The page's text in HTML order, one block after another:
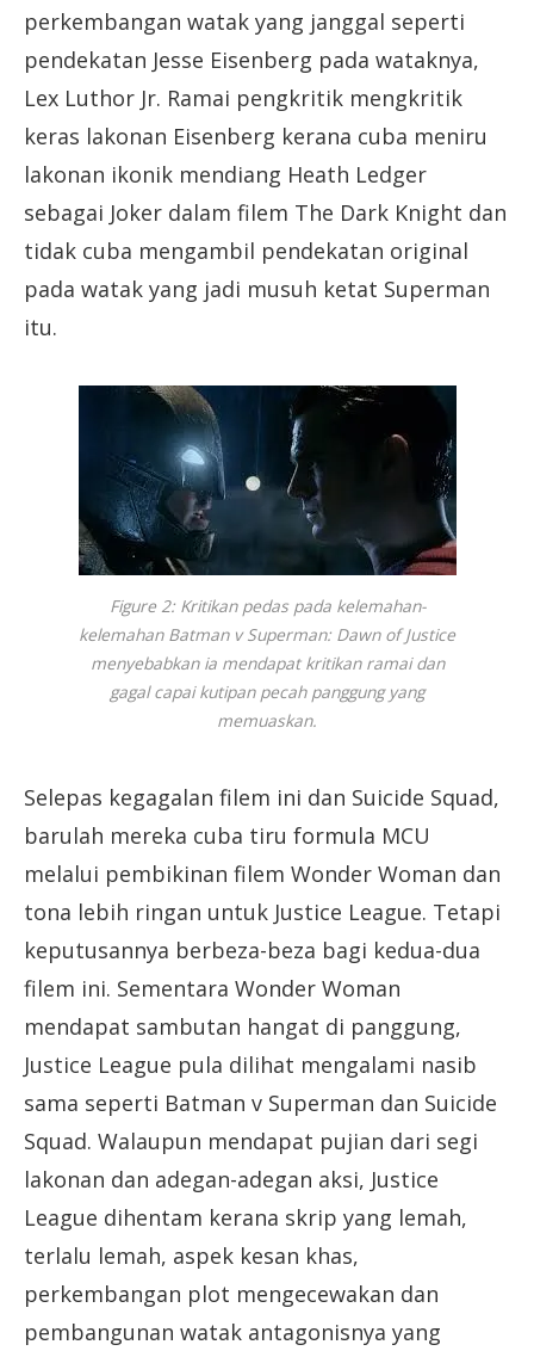
perkembangan watak yang janggal seperti
pendekatan Jesse Eisenberg pada wataknya,
Lex Luthor Jr. Ramai pengkritik mengkritik
keras lakonan Eisenberg kerana cuba meniru
lakonan ikonik mendiang Heath Ledger
sebagai Joker dalam filem The Dark Knight dan
tidak cuba mengambil pendekatan original
pada watak yang jadi musuh ketat Superman
itu.
Figure 2: Kritikan pedas pada kelemahan-
kelemahan Batman v Superman: Dawn of Justice
menyebabkan ia mendapat kritikan ramai dan
gagal capai kutipan pecah panggung yang
memuaskan.
Selepas kegagalan filem ini dan Suicide Squad,
barulah mereka cuba tiru formula MCU
melalui pembikinan filem Wonder Woman dan
tona lebih ringan untuk Justice League. Tetapi
keputusannya berbeza-beza bagi kedua-dua
filem ini. Sementara Wonder Woman
mendapat sambutan hangat di panggung,
Justice League pula dilihat mengalami nasib
sama seperti Batman v Superman dan Suicide
Squad. Walaupun mendapat pujian dari segi
lakonan dan adegan-adegan aksi, Justice
League dihentam kerana skrip yang lemah,
terlalu lemah, aspek kesan khas,
perkembangan plot mengecewakan dan
pembangunan watak antagonisnya yang